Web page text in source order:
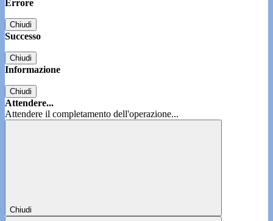
Errore
Chiudi
Successo
Chiudi
Informazione
Chiudi
Attendere...
Attendere il completamento dell'operazione...
Chiudi